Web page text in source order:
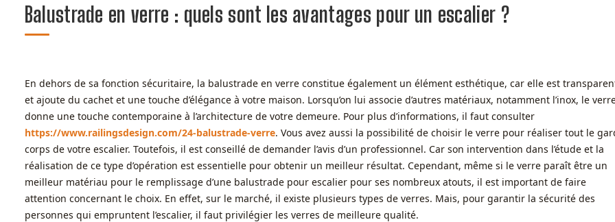
Balustrade en verre : quels sont les avantages pour un escalier ?
En dehors de sa fonction sécuritaire, la balustrade en verre constitue également un élément esthétique, car elle est
et ajoute du cachet et une touche d’élégance à votre maison. Lorsqu’on lui associe d’autres matériaux, notamment l’inox, le
donne une touche contemporaine à l’architecture de votre demeure. Pour plus d’informations, il faut consulter
https://www.railingsdesign.com/24-balustrade-verre. Vous avez aussi la possibilité de choisir le verre pour réaliser tout le
corps de votre escalier. Toutefois, il est conseillé de demander l’avis d’un professionnel. Car son intervention dans l’étude et la
réalisation de ce type d’opération est essentielle pour obtenir un meilleur résultat. Cependant, même si le verre paraît être un
meilleur matériau pour le remplissage d’une balustrade pour escalier pour ses nombreux atouts, il est important de faire
attention concernant le choix. En effet, sur le marché, il existe plusieurs types de verres. Mais, pour garantir la sécurité des
personnes qui empruntent l’escalier, il faut privilégier les verres de meilleure qualité.